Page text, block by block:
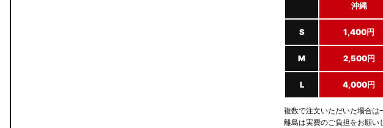
沖縄
S 1,400円
M 2,500円
L 4,000円
複数で注文いただいた場合は
離島は実費のご負担をお願い